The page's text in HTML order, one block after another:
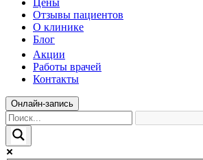
Цены
Отзывы пациентов
О клинике
Блог
Акции
Работы врачей
Контакты
Онлайн-запись